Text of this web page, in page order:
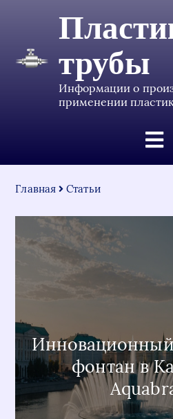
трубы
Информации о
применении
Главная Статьи
фонтан в